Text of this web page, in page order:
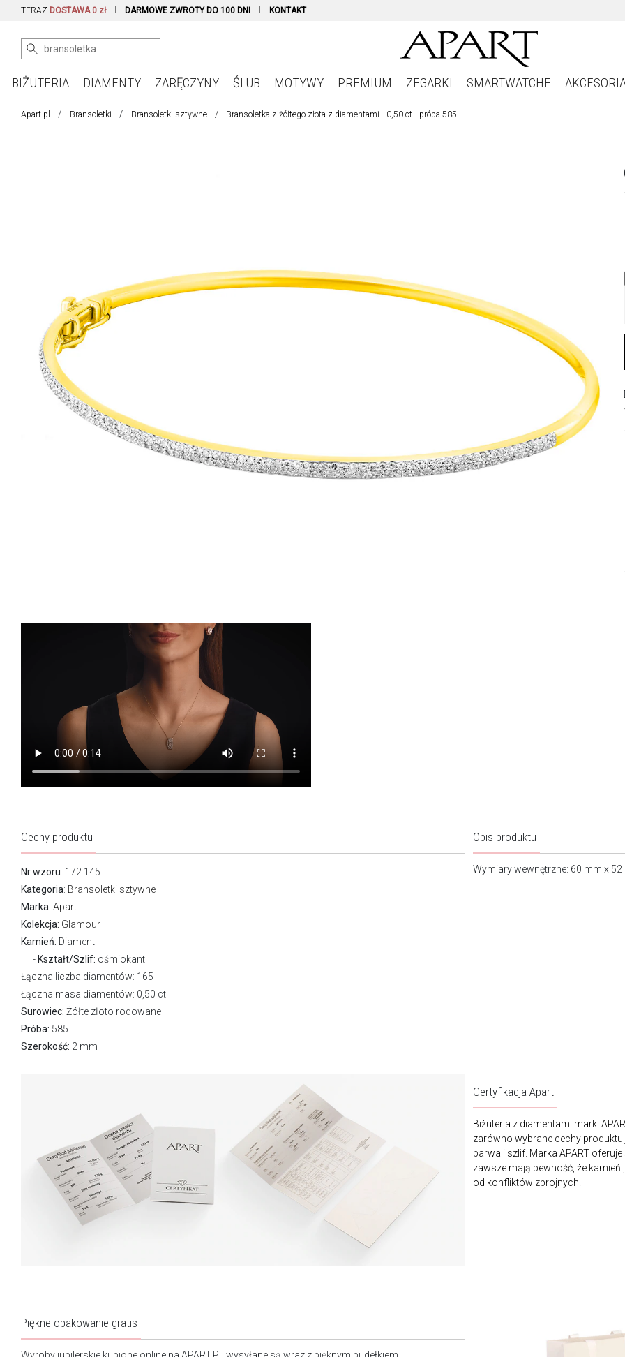
TERAZ DOSTAWA 0 zł DARMOWE ZWROTY DO 100 DNI KONTAKT
BIŻUTERIA DIAMENTY ZARĘCZYNY ŚLUB MOTYWY PREMIUM ZEGARKI SMARTWATCHE
Apart.pl Bransoletki Bransoletki sztywne Bransoletka z żółtego złota z diamentami - 0,50 ct - próba 585
Cechy produktu
Nr wzoru: 172.145
Kategoria: Bransoletki sztywne
Marka: Apart
Kolekcja: Glamour
Kamień: Diament
Kształt/Szlif: ośmiokant
Łączna liczba diamentów: 165
Łączna masa diamentów: 0,50 ct
Surowiec: Żółte złoto rodowane
Próba: 585
Szerokość: 2 mm
Opis produktu
Wymiary wewnętrzne: 60 mm x 52
Certyfikacja Apart
Biżuteria z diamentami marki
zarówno wybrane cechy
barwa i szlif. Marka APART
zawsze mają pewność, że
od konfliktów zbrojnych.
Piękne opakowanie gratis